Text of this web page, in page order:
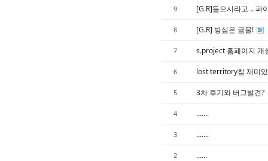
9 [G.R]들으시라고 .. 파
8 [G.R] 방심은 금물!
7 s.project 홈페이지 개
6 lost territory참 재미
5 3차 후기와 버그발견?
4 .......
3 .......
2 ......